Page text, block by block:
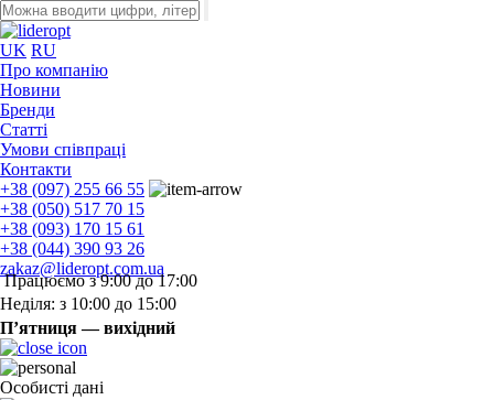
UK RU
Про компанію
Новини
Бренди
Статті
Умови співпраці
Контакти
+38 (097) 255 66 55
+38 (050) 517 70 15
+38 (093) 170 15 61
+38 (044) 390 93 26
zakaz@lideropt.com.ua
Працюємо з 9:00 до 17:00
Неділя: з 10:00 до 15:00
П’ятниця — вихідний
Особисті дані